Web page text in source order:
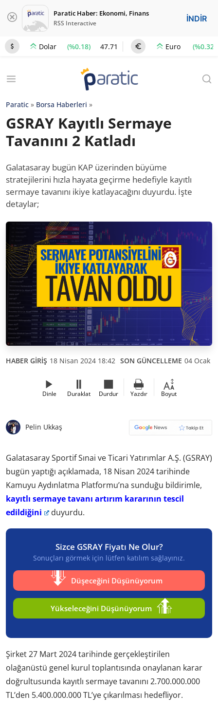
Paratic Haber: Ekonomi, Finans
RSS Interactive İNDİR
Dolar (%0.18) 47.71 Euro (%0.32)
Paratic » Borsa Haberleri »
GSRAY Kayıtlı Sermaye
Tavanını 2 Katladı
Galatasaray bugün KAP üzerinden büyüme
stratejilerini hızla hayata geçirme hedefiyle kayıtlı
sermaye tavanını ikiye katlayacağını duyurdu. İşte
detaylar;
HABER GİRİŞ 18 Nisan 2024 18:42 SON GÜNCELLEME 04 Ocak
Dinle Duraklat Durdur Yazdır Boyut
Pelin Ukkaş
Galatasaray Sportif Sınai ve Ticari Yatırımlar A.Ş. (GSRAY)
bugün yaptığı açıklamada, 18 Nisan 2024 tarihinde
Kamuyu Aydınlatma Platformu’na sunduğu bildirimle,
kayıtlı sermaye tavanı artırım kararının tescil
edildiğini
duyurdu.
Sizce GSRAY Fiyatı Ne Olur?
Sonuçları görmek için lütfen katılım sağlayınız.
Düşeceğini Düşünüyorum
Yükseleceğini Düşünüyorum
Şirket 27 Mart 2024 tarihinde gerçekleştirilen
olağanüstü genel kurul toplantısında onaylanan karar
doğrultusunda kayıtlı sermaye tavanını 2.700.000.000
TL’den 5.400.000.000 TL’ye çıkarılması hedefliyor.